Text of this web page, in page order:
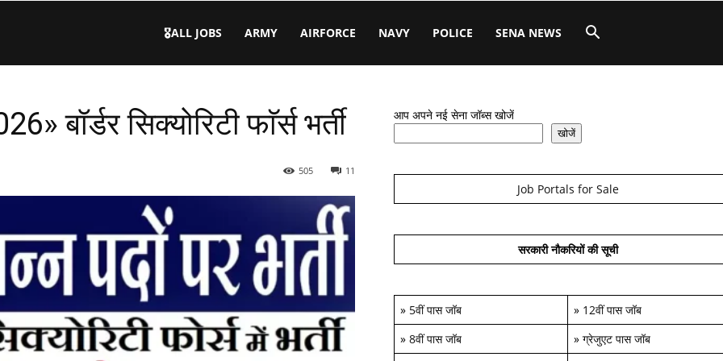
🎖️ALL JOBS ARMY AIRFORCE NAVY POLICE SENA NEWS
सिक्योरिटी फाॅर्स भर्ती
11
505
आप अपने नई सेना जॉब्स खोजें
खोजें
Job Portals for Sale
सरकारी नौकरियों की सूची
» 5वीं पास जॉब » 12वीं पास जॉब
» 8वीं पास जॉब » ग्रेजुएट पास जॉब